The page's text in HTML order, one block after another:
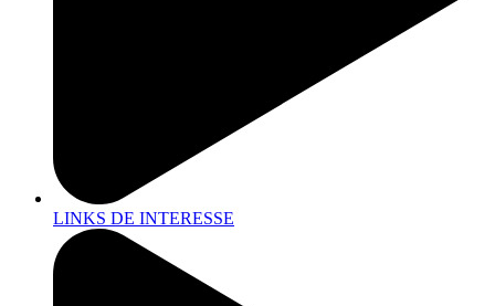
LINKS DE INTERESSE